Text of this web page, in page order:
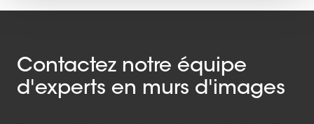
Contactez notre équipe
d'experts en murs d'images